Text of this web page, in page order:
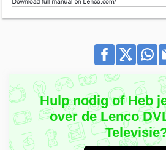
Hulp nodig of Heb
over de Lenco